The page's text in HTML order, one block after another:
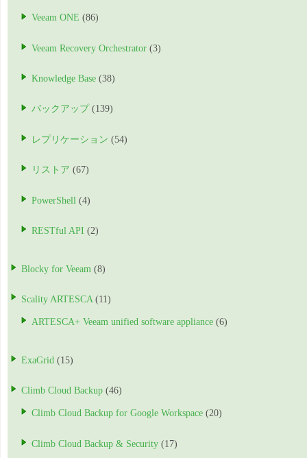
Veeam ONE (86)
Veeam Recovery Orchestrator (3)
Knowledge Base (38)
バックアップ (139)
レプリケーション (54)
リストア (67)
PowerShell (4)
RESTful API (2)
Blocky for Veeam (8)
Scality ARTESCA (11)
ARTESCA+ Veeam unified software appliance (6)
ExaGrid (15)
Climb Cloud Backup (46)
Climb Cloud Backup for Google Workspace (20)
Climb Cloud Backup & Security (17)